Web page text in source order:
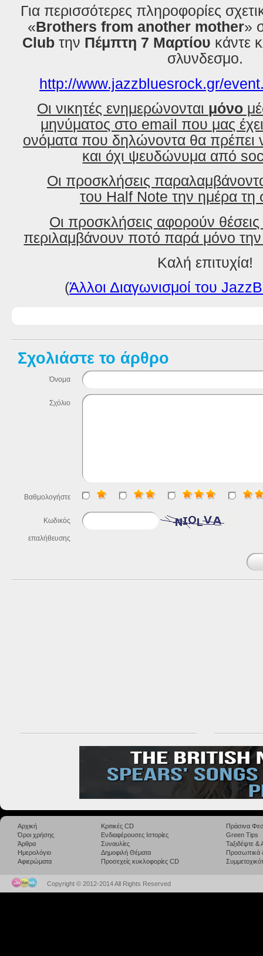
Για περισσότερες πληροφορίες
«Brothers from another mother»
Clubτην Πέμπτη 7 Μαρτίου κάντε
σλυνδεσμο.
http://www.jazzbluesrock.gr/
Οι νικητές ενημερώνονται μόνο
μηνύματος στο email που μας
ονόματα που δηλώνοντα θα πρέπει
και όχι ψευδώνυμα από
Οι προσκλήσεις
του Half Note την ημέρα τη
Οι προσκλήσεις αφορούν
περιλαμβάνουν ποτό παρά μόνο
Καλή επιτυχία!
(Άλλοι Διαγωνισμοί του
Σχολιάστε το άρθρο
Όνομα
Σχόλιο
Βαθμολογήστε
Κωδικός
επαλήθευσης
Αρχική
Όροι χρήσης
Άρθρα
Ημερολόγιο
Αφιερώματα
Κριτικές CD
Ενδιαφέρουσες Ιστορίες
Συναυλίες
Δημοφιλή Θέματα
Προσεχείς κυκλοφορίες CD
Πράσινα
Green Tips
Taξιδέψτε
Προσωπικά
Copyright © 2012-2014 All Rights Reserved